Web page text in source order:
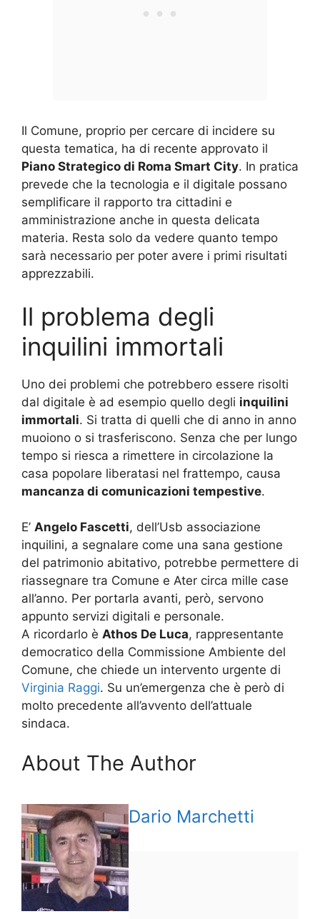
Il Comune, proprio per cercare di incidere su
questa tematica, ha di recente approvato il
Piano Strategico di Roma Smart City. In pratica
prevede che la tecnologia e il digitale possano
semplificare il rapporto tra cittadini e
amministrazione anche in questa delicata
materia. Resta solo da vedere quanto tempo
sarà necessario per poter avere i primi risultati
apprezzabili.
Il problema degli
inquilini immortali
Uno dei problemi che potrebbero essere risolti
dal digitale è ad esempio quello degli inquilini
immortali. Si tratta di quelli che di anno in anno
muoiono o si trasferiscono. Senza che per lungo
tempo si riesca a rimettere in circolazione la
casa popolare liberatasi nel frattempo, causa
mancanza di comunicazioni tempestive.
E’ Angelo Fascetti, dell’Usb associazione
inquilini, a segnalare come una sana gestione
del patrimonio abitativo, potrebbe permettere di
riassegnare tra Comune e Ater circa mille case
all’anno. Per portarla avanti, però, servono
appunto servizi digitali e personale.
A ricordarlo è Athos De Luca, rappresentante
democratico della Commissione Ambiente del
Comune, che chiede un intervento urgente di
Virginia Raggi. Su un’emergenza che è però di
molto precedente all’avvento dell’attuale
sindaca.
About The Author
Dario Marchetti